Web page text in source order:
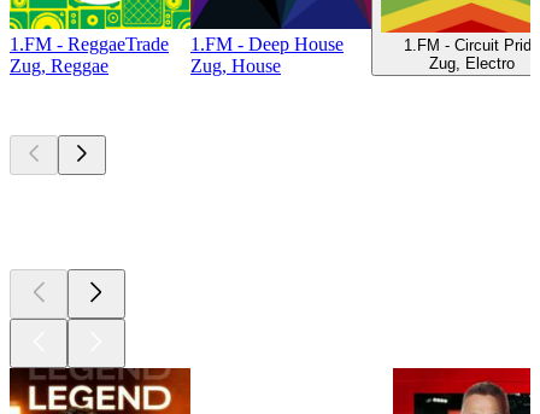
1.FM - ReggaeTrade
Zug, Reggae
1.FM - Deep House
Zug, House
1.FM - Circuit Pride
Zug, Electro